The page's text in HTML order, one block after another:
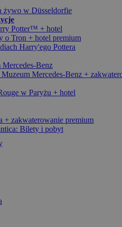
żywo w Düsseldorfie
Potter™ + hotel
o Tron + hotel premium
Harry'ego Pottera
Benz
Mercedes-Benz +
w Paryżu + hotel
+ zakwaterowanie premium
Bilety i pobyt